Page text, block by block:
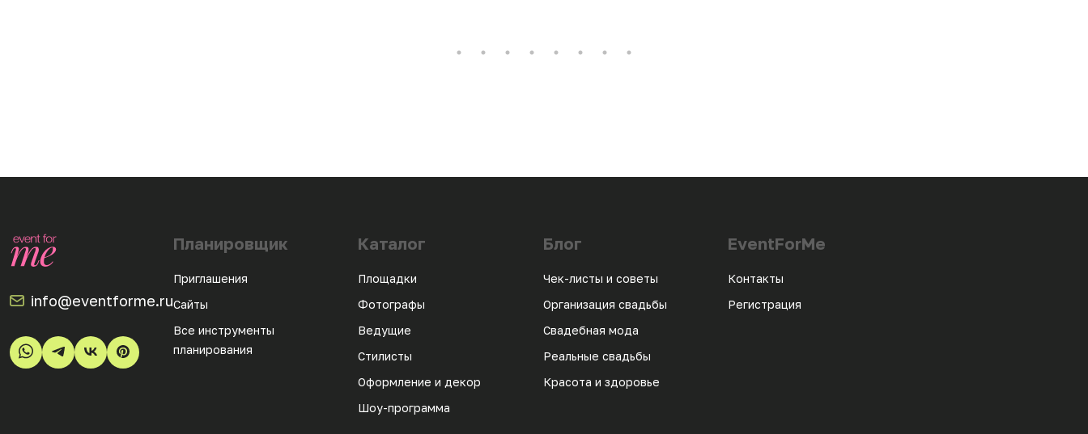
info@eventforme.ru
Планировщик
Приглашения
Сайты
Все инструменты
планирования
Каталог
Площадки
Фотографы
Ведущие
Стилисты
Оформление и декор
Шоу-программа
Блог
Чек-листы и советы
Организация свадьбы
Свадебная мода
Реальные свадьбы
Красота и здоровье
EventForMe
Контакты
Регистрация